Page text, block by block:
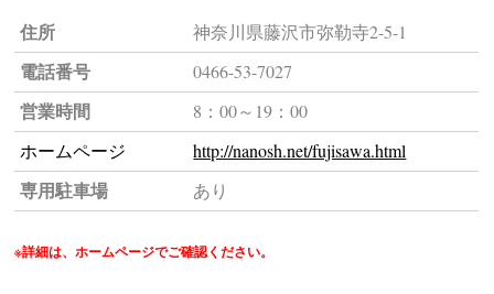
住所 神奈川県藤沢市弥勒寺2-5-1
電話番号 0466-53-7027
営業時間
8：00～19：00
ホームページ
http://nanosh.net/fujisawa.html
専用駐車場 あり
※詳細は、ホームページでご確認ください。